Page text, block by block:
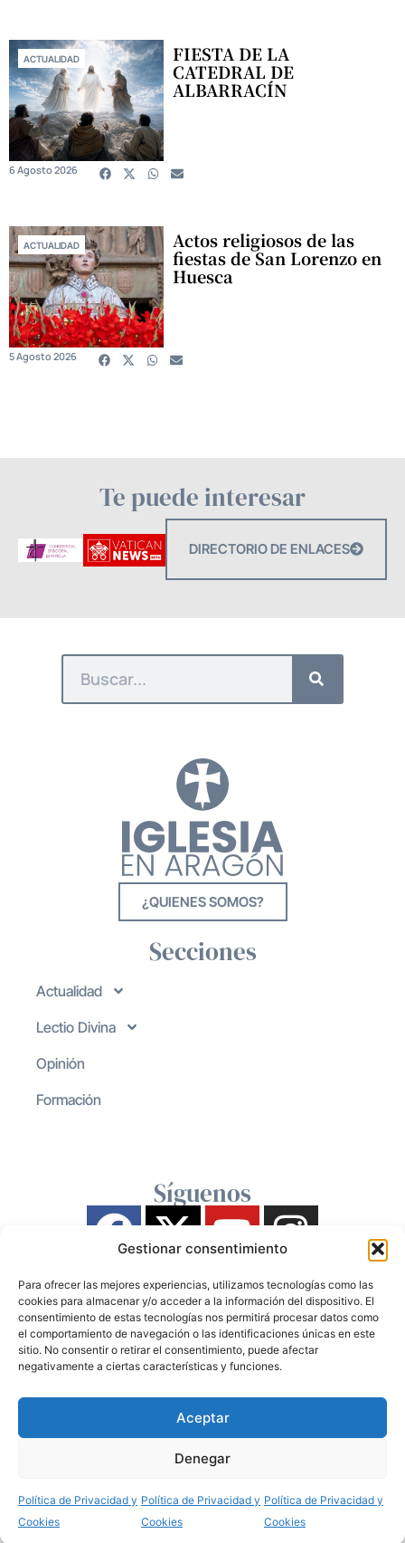
Gestionar consentimiento
Para ofrecer las mejores experiencias, utilizamos tecnologías como las
cookies para almacenar y/o acceder a la información del dispositivo. El
consentimiento de estas tecnologías nos permitirá procesar datos como
el comportamiento de navegación o las identificaciones únicas en este
sitio. No consentir o retirar el consentimiento, puede afectar
negativamente a ciertas características y funciones.
Aceptar
Denegar
Política de Privacidad y
Cookies
Política de Privacidad y
Cookies
Política de Privacidad y
Cookies
ACTUALIDAD FIESTA DE LA
CATEDRAL DE
ALBARRACÍN
6 Agosto 2026
ACTUALIDAD Actos religiosos de las
fiestas de San Lorenzo en
Huesca
5 Agosto 2026
Te puede interesar
DIRECTORIO DE ENLACES
¿QUIENES SOMOS?
Secciones
Actualidad
Lectio Divina
Opinión
Formación
Síguenos